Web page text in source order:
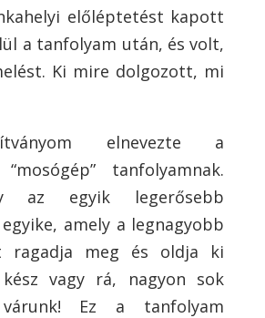
előléptetést kapott
a tanfolyam után, és volt,
Ki mire dolgozott, mi
elnevezte a
tanfolyamnak.
az egyik legerősebb
amely a legnagyobb
ragadja meg és oldja ki
vagy rá, nagyon sok
Ez a tanfolyam